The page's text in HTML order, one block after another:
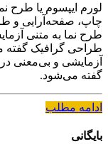
لورم ایپسوم یا طرح‌
چاپ، صفحه‌آرایی و
طرح‌ نما به متنی
طراحی گرافیک گفته
آزمایشی و بی‌معنی
گفته می‌شود.
ادامه مطلب
بایگانی